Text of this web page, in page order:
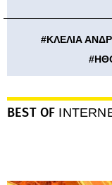
#ΚΛΕΛΙΑ
#
BEST OF